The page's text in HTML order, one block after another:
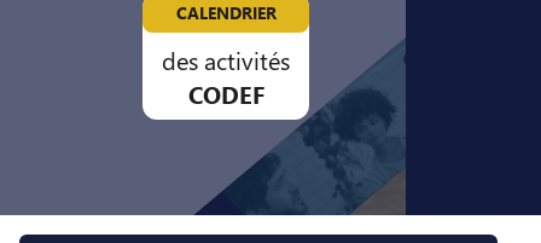
CALENDRIER
des activités
CODEF